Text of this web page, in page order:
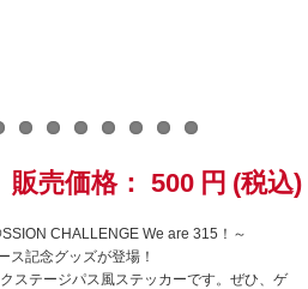
販売価格： 500 円 (税込)
CHALLENGE We are 315！～
ス記念グッズが登場！
ステージパス風ステッカーです。ぜひ、ゲ